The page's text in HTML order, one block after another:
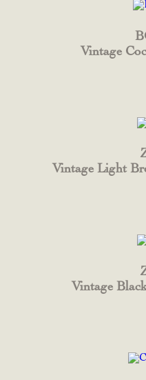
Vintage
Vintage Light
Vintage